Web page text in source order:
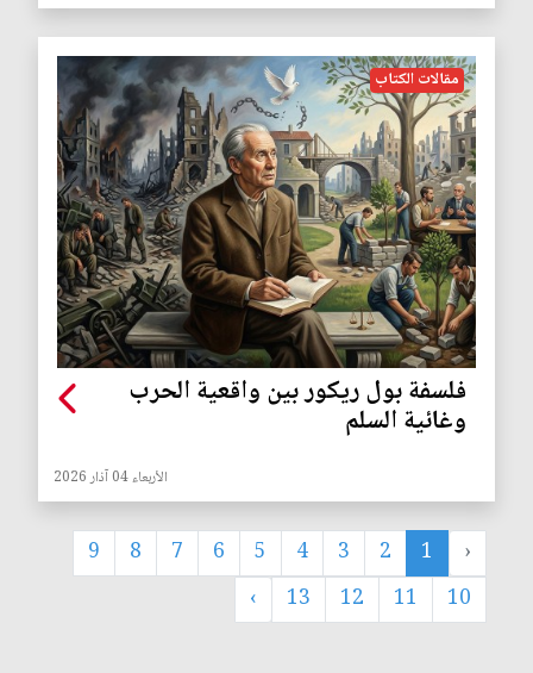
مقالات الكتاب
فلسفة بول ريكور بين واقعية الحرب
وغائية السلم
الأربعاء 04 آذار 2026
‹
1
2
3
4
5
6
7
8
9
10
11
12
13
›